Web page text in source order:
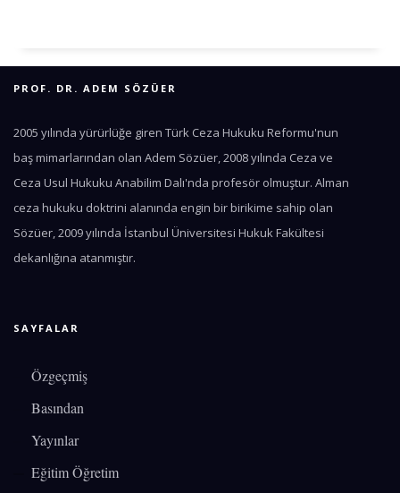
PROF. DR. ADEM SÖZÜER
2005 yılında yürürlüğe giren Türk Ceza Hukuku Reformu'nun
baş mimarlarından olan Adem Sözüer, 2008 yılında Ceza ve
Ceza Usul Hukuku Anabilim Dalı'nda profesör olmuştur. Alman
ceza hukuku doktrini alanında engin bir birikime sahip olan
Sözüer, 2009 yılında İstanbul Üniversitesi Hukuk Fakültesi
dekanlığına atanmıştır.
SAYFALAR
Özgeçmiş
Basından
Yayınlar
Eğitim Öğretim